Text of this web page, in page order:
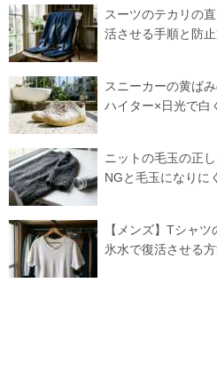
スーツのテカリの
活させる手順と防
スニーカーの黄ば
ハイター×日光で白
ニットの毛玉の正
NGと毛玉になりに
【メンズ】Tシャ
氷水で復活させる